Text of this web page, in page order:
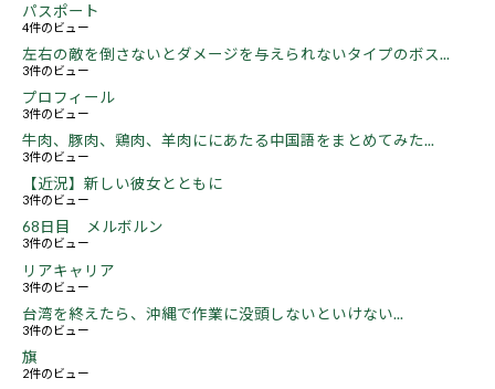
パスポート
4件のビュー
左右の敵を倒さないとダメージを与えられないタイプのボス...
3件のビュー
プロフィール
3件のビュー
牛肉、豚肉、鶏肉、羊肉ににあたる中国語をまとめてみた...
3件のビュー
【近況】新しい彼女とともに
3件のビュー
68日目 メルボルン
3件のビュー
リアキャリア
3件のビュー
台湾を終えたら、沖縄で作業に没頭しないといけない...
3件のビュー
旗
2件のビュー